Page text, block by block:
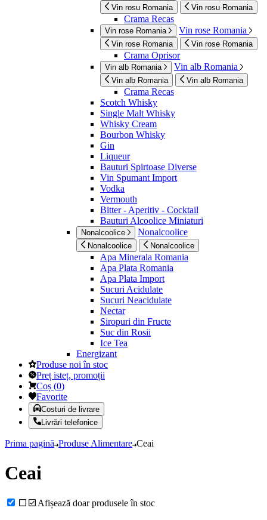
Vin rosu Romania Vin rosu Romania
Crama Recas
Vin rose Romania Vin rose Romania
Vin rose Romania Vin rose Romania
Crama Oprisor
Vin alb Romania Vin alb Romania
Vin alb Romania Vin alb Romania
Crama Recas
Scotch Whisky
Single Malt Whisky
Whisky Cream
Bourbon Whisky
Gin
Liqueur
Bauturi Spirtoase Diverse
Vin Spumant Import
Vodka
Vermouth
Bitter - Aperitiv - Cocktail
Bauturi Alcoolice Miniaturi
Nonalcoolice Nonalcoolice
Nonalcoolice Nonalcoolice
Apa Minerala Romania
Apa Plata Romania
Apa Plata Import
Sucuri Acidulate
Sucuri Neacidulate
Nectar
Siropuri din Fructe
Suc din Rosii
Ice Tea
Energizant
Produse noi în stoc
Preț isteț, promoții
Coș (0)
Favorite
Costuri de livrare
Livrări telefonice
Prima pagină Produse Alimentare Ceai
Ceai
Afișează doar produsele în stoc